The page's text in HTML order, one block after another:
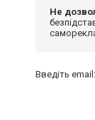
Не
Введіть email: